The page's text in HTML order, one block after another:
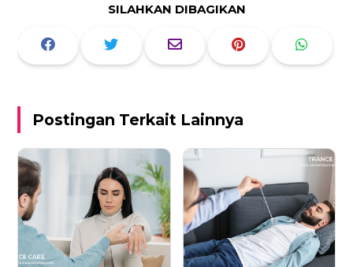
SILAHKAN DIBAGIKAN
Postingan Terkait Lainnya